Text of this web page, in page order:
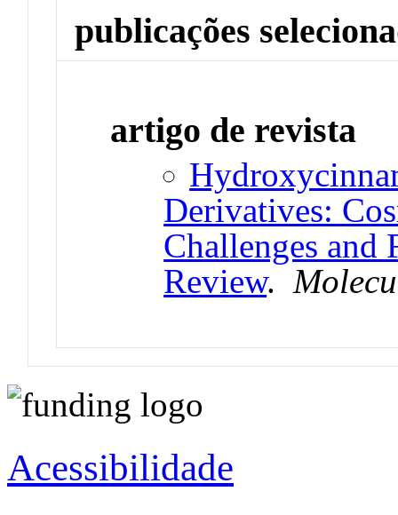
publicações
artigo de revista
Derivatives:
Challenges and
Review.
Acessibilidade